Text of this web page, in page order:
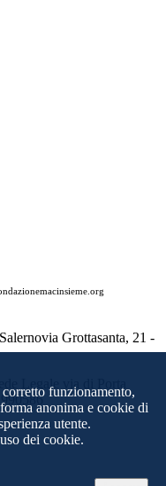
via Grottasanta, 21 -
Legale via di Porta
funzionamento,
anonima e cookie di
utente.
dei cookie.